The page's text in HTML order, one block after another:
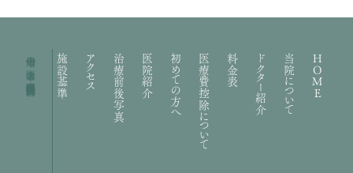
HOME
当院について
ドクター紹介
料金表
医療費控除について
初めての方へ
医院紹介
治療前後写真
アクセス
施設基準
十日市場の歯医者｜礒部歯科医院・矯正歯科